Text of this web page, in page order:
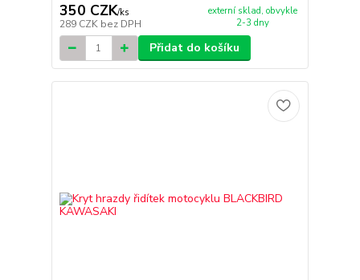
350 CZK/ks
289 CZK bez DPH
externí sklad, obvykle
2-3 dny
Přidat do košíku